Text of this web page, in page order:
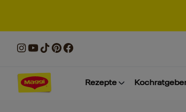
Rezepte